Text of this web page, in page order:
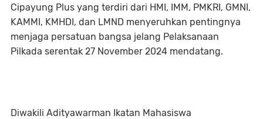
Cipayung Plus yang terdiri dari HMI, IMM, PMKRI, GMNI,
KAMMI, KMHDI, dan LMND menyeruhkan pentingnya
menjaga persatuan bangsa jelang Pelaksanaan
Pilkada serentak 27 November 2024 mendatang.
Diwakili Adityawarman Ikatan Mahasiswa